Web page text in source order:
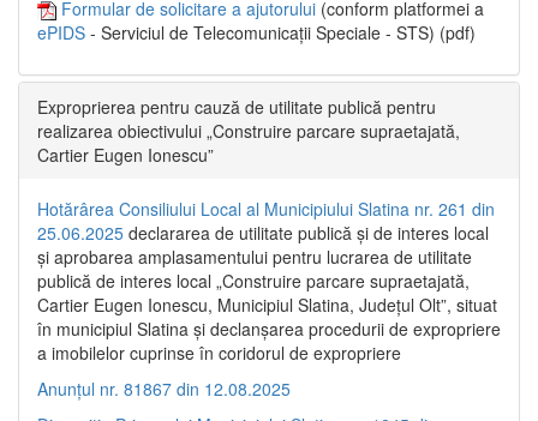
Formular de solicitare a ajutorului (conform platformei a
ePIDS - Serviciul de Telecomunicații Speciale - STS) (pdf)
Exproprierea pentru cauză de utilitate publică pentru
realizarea obiectivului „Construire parcare supraetajată,
Cartier Eugen Ionescu”
Hotărârea Consiliului Local al Municipiului Slatina nr. 261 din
25.06.2025 declararea de utilitate publică și de interes local
și aprobarea amplasamentului pentru lucrarea de utilitate
publică de interes local „Construire parcare supraetajată,
Cartier Eugen Ionescu, Municipiul Slatina, Județul Olt”, situat
în municipiul Slatina și declanșarea procedurii de expropriere
a imobilelor cuprinse în coridorul de expropriere
Anunțul nr. 81867 din 12.08.2025